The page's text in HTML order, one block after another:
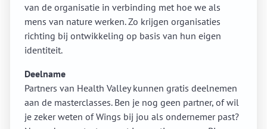
van de organisatie in verbinding met hoe we als
mens van nature werken. Zo krijgen organisaties
richting bij ontwikkeling op basis van hun eigen
identiteit.
Deelname
Partners van Health Valley kunnen gratis deelnemen
aan de masterclasses. Ben je nog geen partner, of wil
je zeker weten of Wings bij jou als ondernemer past?